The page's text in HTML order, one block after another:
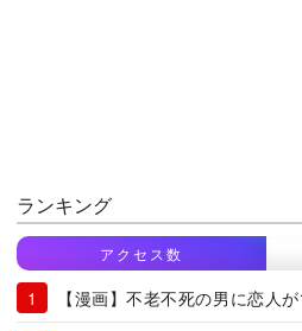
ランキング
アクセス数
【漫画】不老不死の男に恋人